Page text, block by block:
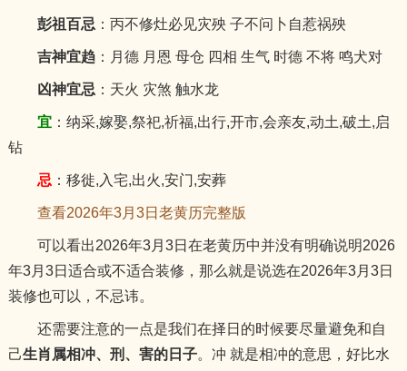
彭祖百忌 ：丙不修灶必见灾殃 子不问卜自惹祸殃
吉神宜趋：月德 月恩 母仓 四相 生气 时德 不将 鸣犬对
凶神宜忌 ：天火 灾煞 触水龙
宜：纳采,嫁娶,祭祀,祈福,出行,开市,会亲友,动土,破土,启
钻
忌 ：移徙,入宅,出火,安门,安葬
查看2026年3月3日老黄历完整版
可以看出2026年3月3日在老黄历中并没有明确说明2026
年3月3日适合或不适合装修，那么就是说选在2026年3月3日
装修也可以，不忌讳。
还需要注意的一点是我们在择日的时候要尽量避免和自
己生肖属相冲、刑、害的日子。冲 就是相冲的意思，好比水